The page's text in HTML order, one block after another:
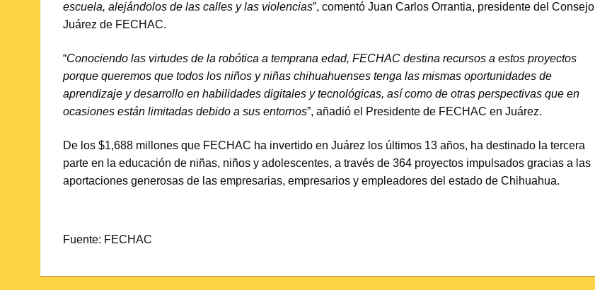
escuela, alejándolos de las calles y las violencias”, comentó Juan Carlos Orrantia, presidente del Consejo
Juárez de FECHAC.
“Conociendo las virtudes de la robótica a temprana edad, FECHAC destina recursos a estos proyectos
porque queremos que todos los niños y niñas chihuahuenses tenga las mismas oportunidades de
aprendizaje y desarrollo en habilidades digitales y tecnológicas, así como de otras perspectivas que en
ocasiones están limitadas debido a sus entornos”, añadió el Presidente de FECHAC en Juárez.
De los $1,688 millones que FECHAC ha invertido en Juárez los últimos 13 años, ha destinado la tercera
parte en la educación de niñas, niños y adolescentes, a través de 364 proyectos impulsados gracias a las
aportaciones generosas de las empresarias, empresarios y empleadores del estado de Chihuahua.
Fuente: FECHAC